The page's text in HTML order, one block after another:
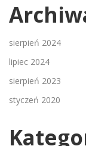
sierpień 2024
lipiec 2024
sierpień 2023
styczeń 2020